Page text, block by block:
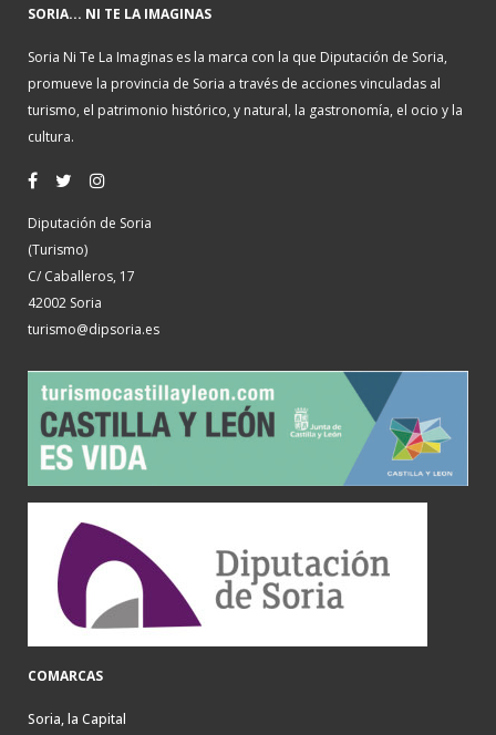
SORIA... NI TE LA IMAGINAS
Soria Ni Te La Imaginas es la marca con la que Diputación de Soria,
promueve la provincia de Soria a través de acciones vinculadas al
turismo, el patrimonio histórico, y natural, la gastronomía, el ocio y la
cultura.
Diputación de Soria
(Turismo)
C/ Caballeros, 17
42002 Soria
turismo@dipsoria.es
COMARCAS
Soria, la Capital